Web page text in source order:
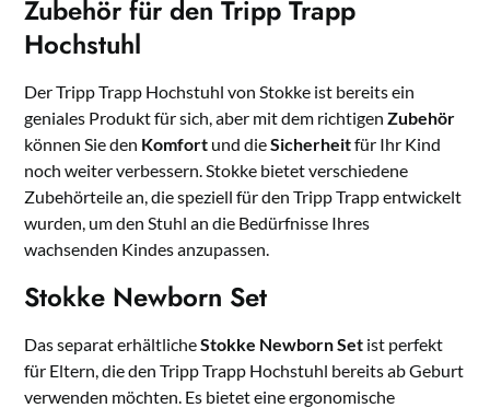
Zubehör für den Tripp Trapp
Hochstuhl
Der Tripp Trapp Hochstuhl von Stokke ist bereits ein
geniales Produkt für sich, aber mit dem richtigenZubehör
können Sie den Komfort und dieSicherheitfür Ihr Kind
noch weiter verbessern. Stokke bietet verschiedene
Zubehörteile an, die speziell für den Tripp Trapp entwickelt
wurden, um den Stuhl an die Bedürfnisse Ihres
wachsenden Kindes anzupassen.
Stokke Newborn Set
Das separat erhältlicheStokke Newborn Set ist perfekt
für Eltern, die den Tripp Trapp Hochstuhl bereits ab Geburt
verwenden möchten. Es bietet eine ergonomische